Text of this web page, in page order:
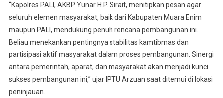
“Kapolres PALI, AKBP Yunar H.P. Sirait, menitipkan pesan agar
seluruh elemen masyarakat, baik dari Kabupaten Muara Enim
maupun PALI, mendukung penuh rencana pembangunan ini.
Beliau menekankan pentingnya stabilitas kamtibmas dan
partisipasi aktif masyarakat dalam proses pembangunan. Sinergi
antara pemerintah, aparat, dan masyarakat akan menjadi kunci
sukses pembangunan ini,” ujar IPTU Arzuan saat ditemui di lokasi
peninjauan.